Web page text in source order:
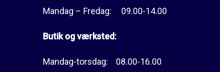
Mandag – Fredag: 09.00-14.00
Butik og værksted:
Mandag-torsdag: 08.00-16.00